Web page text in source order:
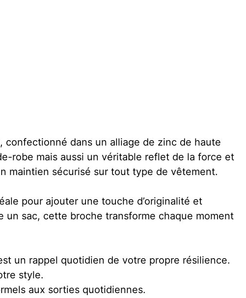
confectionné dans un alliage de zinc de haute
robe mais aussi un véritable reflet de la force et
maintien sécurisé sur tout type de vêtement.
pour ajouter une touche d’originalité et
un sac, cette broche transforme chaque moment
un rappel quotidien de votre propre résilience.
style.
aux sorties quotidiennes.